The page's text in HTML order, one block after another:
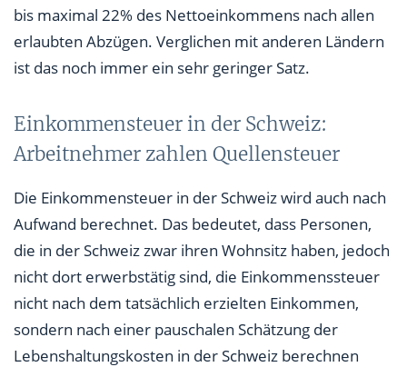
bis maximal 22% des Nettoeinkommens nach allen
erlaubten Abzügen. Verglichen mit anderen Ländern
ist das noch immer ein sehr geringer Satz.
Einkommensteuer in der Schweiz:
Arbeitnehmer zahlen Quellensteuer
Die Einkommensteuer in der Schweiz wird auch nach
Aufwand berechnet. Das bedeutet, dass Personen,
die in der Schweiz zwar ihren Wohnsitz haben, jedoch
nicht dort erwerbstätig sind, die Einkommenssteuer
nicht nach dem tatsächlich erzielten Einkommen,
sondern nach einer pauschalen Schätzung der
Lebenshaltungskosten in der Schweiz berechnen